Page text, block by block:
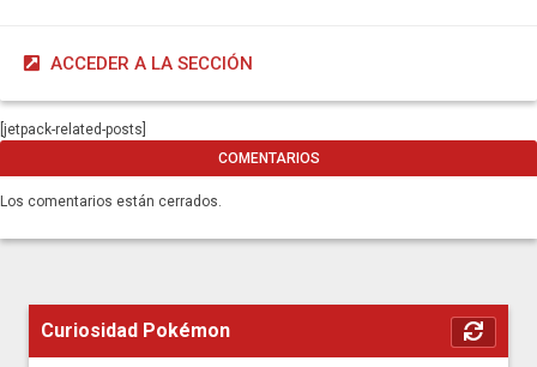
ACCEDER A LA SECCIÓN
[jetpack-related-posts]
COMENTARIOS
Los comentarios están cerrados.
Curiosidad Pokémon